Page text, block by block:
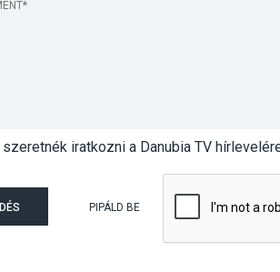
szeretnék iratkozni a Danubia TV
PIPÁLD BE